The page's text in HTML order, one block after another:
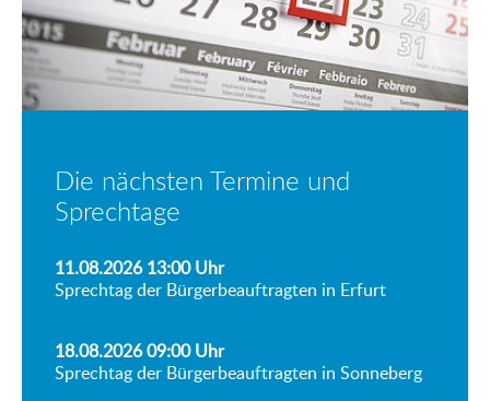
Die nächsten Termine und
Sprechtage
11.08.2026 13:00Uhr
Sprechtag der Bürgerbeauftragten in Erfurt
18.08.2026 09:00Uhr
Sprechtag der Bürgerbeauftragten in Sonneberg